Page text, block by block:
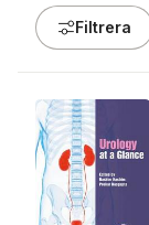
Filtrera